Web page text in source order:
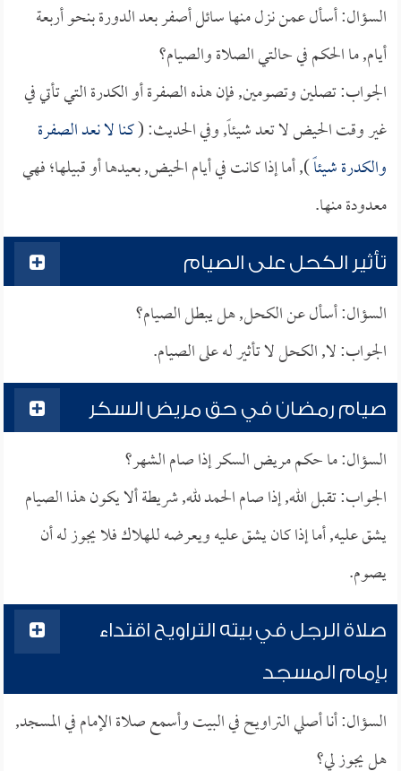
السؤال: أسأل عمن نزل منها سائل أصفر بعد الدورة بنحو أربعة
أيام, ما الحكم في حالتي الصلاة والصيام؟
الجواب: تصلين وتصومين, فإن هذه الصفرة أو الكدرة التي تأتي في
غير وقت الحيض لا تعد شيئاً, وفي الحديث: (كنا لا نعد الصفرة
والكدرة شيئاً), أما إذا كانت في أيام الحيض, بعيدها أو قبيلها؛ فهي
معدودة منها.
تأثير الكحل على الصيام
السؤال: أسأل عن الكحل, هل يبطل الصيام؟
الجواب: لا, الكحل لا تأثير له على الصيام.
صيام رمضان في حق مريض السكر
السؤال: ما حكم مريض السكر إذا صام الشهر؟
الجواب: تقبل الله, إذا صام الحمد لله, شريطة ألا يكون هذا الصيام
يشق عليه, أما إذا كان يشق عليه ويعرضه للهلاك فلا يجوز له أن
يصوم.
صلاة الرجل في بيته التراويح اقتداء
بإمام المسجد
السؤال: أنا أصلي التراويح في البيت وأسمع صلاة الإمام في المسجد,
هل يجوز لي؟